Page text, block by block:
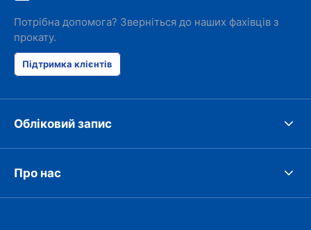
Потрібна допомога? Зверніться до наших фахівців з
прокату.
Підтримка клієнтів
Обліковий запис
Про нас